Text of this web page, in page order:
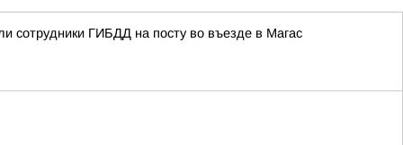
сотрудники ГИБДД на посту во въезде в Магас